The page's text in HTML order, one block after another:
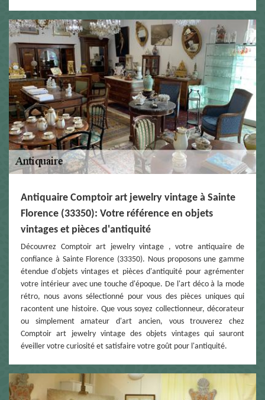
Antiquaire Comptoir art jewelry vintage à Sainte
Florence (33350): Votre référence en objets
vintages et pièces d'antiquité
Découvrez Comptoir art jewelry vintage , votre antiquaire de
confiance à Sainte Florence (33350). Nous proposons une gamme
étendue d'objets vintages et pièces d'antiquité pour agrémenter
votre intérieur avec une touche d'époque. De l'art déco à la mode
rétro, nous avons sélectionné pour vous des pièces uniques qui
racontent une histoire. Que vous soyez collectionneur, décorateur
ou simplement amateur d'art ancien, vous trouverez chez
Comptoir art jewelry vintage des objets vintages qui sauront
éveiller votre curiosité et satisfaire votre goût pour l'antiquité.